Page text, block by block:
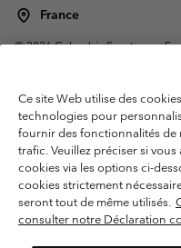
France
©2026Columbia Sportswear
Garanties Légales
Politique de
Conditions d'utilisation - Membres
Conditions D'utilisation -
Cookies
Public CBCR
Ce site Web utilise des
technologies pour
fournir des fonctionnalités de
trafic. Veuillez préciser si
cookies via les options ci-
cookies strictement
seront tout de même utilisés.
consulter notre Déclaration
Veuillez
Achats
United States